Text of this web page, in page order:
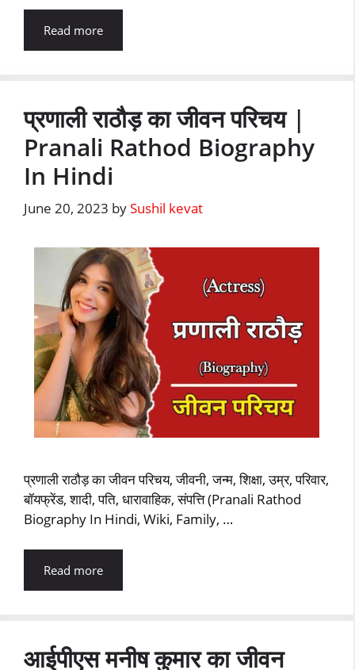
Read more
प्रणाली राठौड़ का जीवन परिचय |
Pranali Rathod Biography
In Hindi
June 20, 2023 bySushil kevat
प्रणाली राठौड़ का जीवन परिचय, जीवनी, जन्म, शिक्षा, उम्र, परिवार,
बॉयफ्रेंड, शादी, पति, धारावाहिक, संपत्ति (Pranali Rathod
Biography In Hindi, Wiki, Family, …
Read more
आईपीएस मनीष कुमार का जीवन